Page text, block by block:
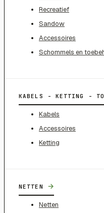
Recreatief
Sandow
Accessoires
Schommels en
KABELS - KETTING -
Kabels
Accessoires
Ketting
NETTEN →
Netten